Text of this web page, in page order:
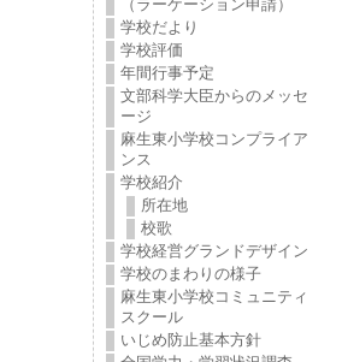
（ラーケーション申請）
学校だより
学校評価
年間行事予定
文部科学大臣からのメッセ
ージ
麻生東小学校コンプライア
ンス
学校紹介
所在地
校歌
学校経営グランドデザイン
学校のまわりの様子
麻生東小学校コミュニティ
スクール
いじめ防止基本方針